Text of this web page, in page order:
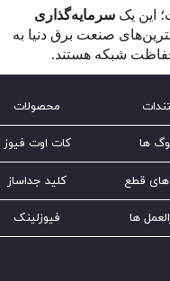
این یک سرمایه‌گذاری
صنعت برق دنیا به
حفاظت شبکه هستند.
محصولات
کات اوت فیوز
کلید جداساز
فیوزلینک
ها
قطع
ها